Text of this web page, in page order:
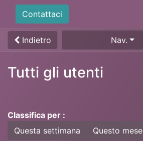
Contattaci
Indietro Nav.
Tutti gli utenti
Classifica per :
Questa settimana
Questo mese